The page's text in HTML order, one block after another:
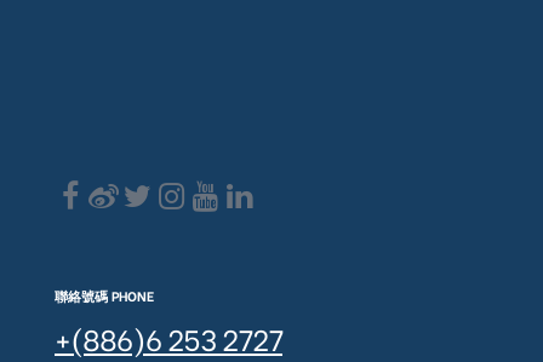
聯絡號碼 PHONE
+(886)6 253 2727